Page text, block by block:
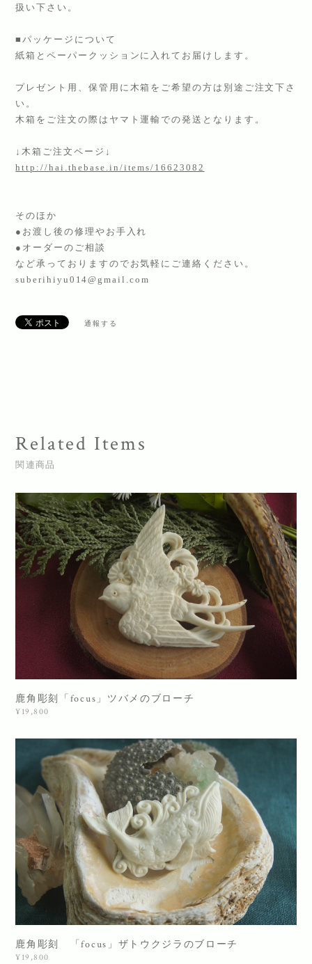
扱い下さい。
■パッケージについて
紙箱とペーパークッションに入れてお届けします。
プレゼント用、保管用に木箱をご希望の方は別途ご注文下さ
い。
木箱をご注文の際はヤマト運輸での発送となります。
↓木箱ご注文ページ↓
http://hai.thebase.in/items/16623082
そのほか
●お渡し後の修理やお手入れ
●オーダーのご相談
など承っておりますのでお気軽にご連絡ください。
suberihiyu014@gmail.com
通報する
Related Items
関連商品
鹿角彫刻「focus」ツバメのブローチ
¥19,800
鹿角彫刻 「focus」ザトウクジラのブローチ
¥19,800